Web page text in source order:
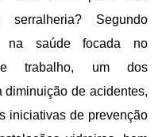
serralheria? Segundo
na saúde focada no
trabalho, um dos
diminuição de acidentes,
iniciativas de prevenção